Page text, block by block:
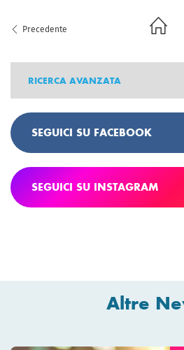
Precedente
RICERCA AVANZATA
SEGUICI SU FACEBOOK
SEGUICI SU INSTAGRAM
Altre